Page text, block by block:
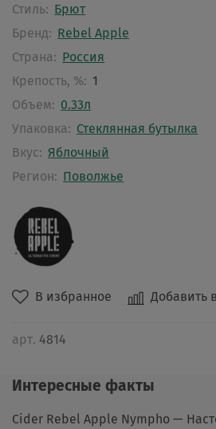
В избранное Добавить
арт. 4814
Стиль: Брют
Бренд: Rebel Apple
Страна: Россия
Крепость, %: 1
Объем: 0.33л
Упаковка: Стеклянная бутылка
Вкус: Яблочный
Регион: Поволжье
Интересные факты
Cider Rebel Apple Nympho —